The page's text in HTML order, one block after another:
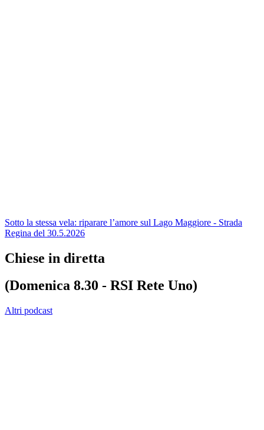
Sotto la stessa vela: riparare l’amore sul Lago Maggiore - Strada
Regina del 30.5.2026
Chiese in diretta
(Domenica 8.30 - RSI Rete Uno)
Altri podcast